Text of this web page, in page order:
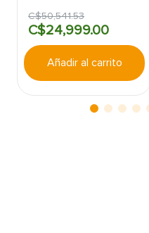
NEGRO LG
C$50,541.53
C$24,999.00
Añadir al carrito